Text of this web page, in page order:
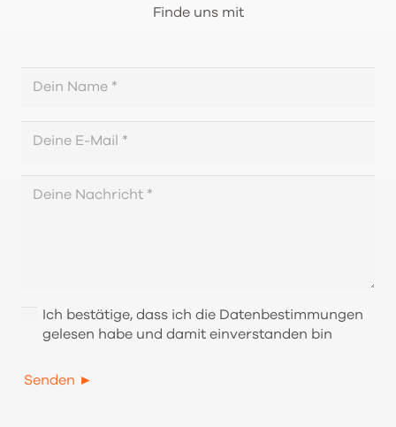
Finde uns mit
Ich bestätige, dass ich die Datenbestimmungen
gelesen habe und damit einverstanden bin
Senden ►